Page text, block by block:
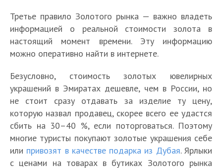
Третье правило Золотого рынка — важно владеть
информацией о реальной стоимости золота в
настоящий момент времени. Эту информацию
можно оперативно найти в интернете.
Безусловно, стоимость золотых ювелирных
украшений в Эмиратах дешевле, чем в России, но
не стоит сразу отдавать за изделие ту цену,
которую назвал продавец, скорее всего ее удастся
сбить на 30–40 %, если поторговаться. Поэтому
многие туристы покупают золотые украшения себе
или привозят в качестве подарка из Дубая. Ярлыки
с ценами на товарах в бутиках Золотого рынка